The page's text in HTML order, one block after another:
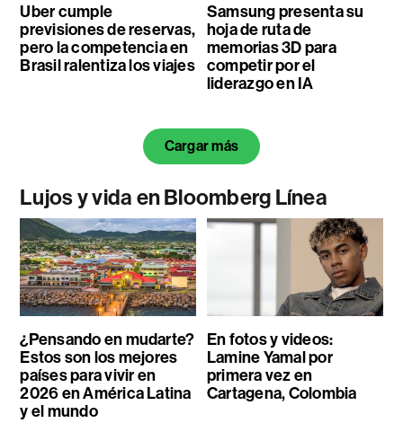
Uber cumple
previsiones de reservas,
pero la competencia en
Brasil ralentiza los viajes
Samsung presenta su
hoja de ruta de
memorias 3D para
competir por el
liderazgo en IA
Cargar más
Lujos y vida en Bloomberg Línea
¿Pensando en mudarte?
Estos son los mejores
países para vivir en
2026 en América Latina
y el mundo
En fotos y videos:
Lamine Yamal por
primera vez en
Cartagena, Colombia